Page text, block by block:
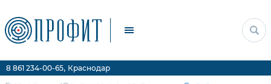
Цены
8 861 234-00-65, Краснодар